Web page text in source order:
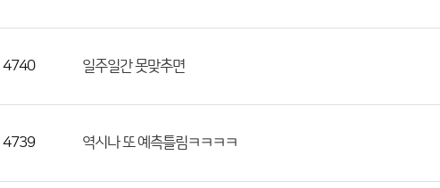
4740 일주일간 못맞추면
4739 역시나 또 예측틀림ㅋㅋㅋㅋ